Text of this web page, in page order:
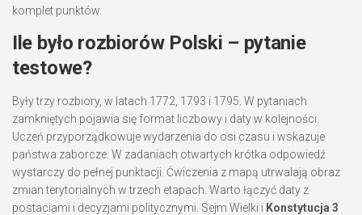
komplet punktów.
Ile było rozbiorów Polski – pytanie
testowe?
Były trzy rozbiory, w latach 1772, 1793 i 1795. W pytaniach
zamkniętych pojawia się format liczbowy i daty w kolejności.
Uczeń przyporządkowuje wydarzenia do osi czasu i wskazuje
państwa zaborcze. W zadaniach otwartych krótka odpowiedź
wystarczy do pełnej punktacji. Ćwiczenia z mapą utrwalają obraz
zmian terytorialnych w trzech etapach. Warto łączyć daty z
postaciami i decyzjami politycznymi. Sejm Wielki i Konstytucja 3